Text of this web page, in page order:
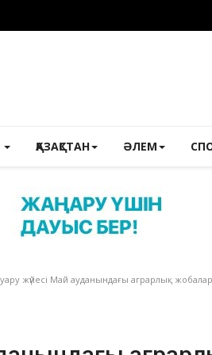
ҚАЗАҚСТАН ӘЛЕМ
жүйесі Май ауданындағы аграрлық